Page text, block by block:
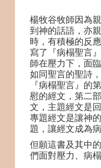
楊牧谷牧師因為
到神的話語，亦
時，有積極的反
寫了『病榻聖言
師在壓力下，面
如同聖言的聖詩
『病榻聖言』的
慰的經文，第二
文，主題經文是
專題經文是讓神
題，讓經文成為
但願這書及其中
們面對壓力、病